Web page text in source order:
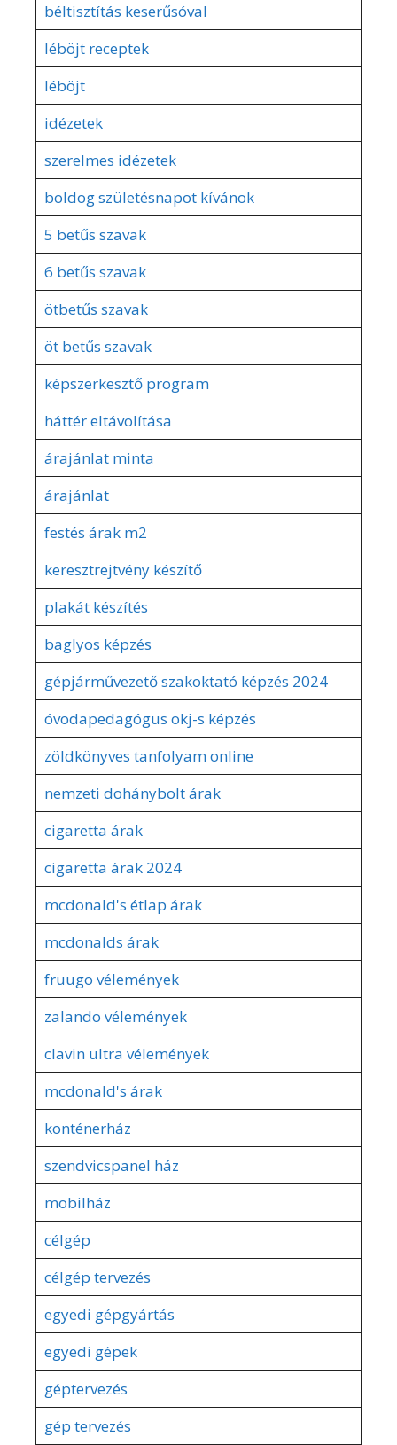
béltisztítás keserűsóval
léböjt receptek
léböjt
idézetek
szerelmes idézetek
boldog születésnapot kívánok
5 betűs szavak
6 betűs szavak
ötbetűs szavak
öt betűs szavak
képszerkesztő program
háttér eltávolítása
árajánlat minta
árajánlat
festés árak m2
keresztrejtvény készítő
plakát készítés
baglyos képzés
gépjárművezető szakoktató képzés 2024
óvodapedagógus okj-s képzés
zöldkönyves tanfolyam online
nemzeti dohánybolt árak
cigaretta árak
cigaretta árak 2024
mcdonald's étlap árak
mcdonalds árak
fruugo vélemények
zalando vélemények
clavin ultra vélemények
mcdonald's árak
konténerház
szendvicspanel ház
mobilház
célgép
célgép tervezés
egyedi gépgyártás
egyedi gépek
géptervezés
gép tervezés